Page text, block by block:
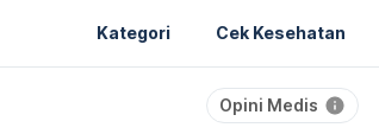
Kategori Cek Kesehatan
Opini Medis